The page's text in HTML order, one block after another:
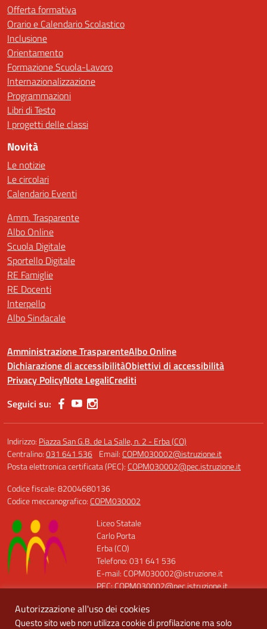
Offerta formativa
Orario e Calendario Scolastico
Inclusione
Orientamento
Formazione Scuola-Lavoro
Internazionalizzazione
Programmazioni
Libri di Testo
I progetti delle classi
Novità
Le notizie
Le circolari
Calendario Eventi
Amm. Trasparente
Albo Online
Scuola Digitale
Sportello Digitale
RE Famiglie
RE Docenti
Interpello
Albo Sindacale
Amministrazione TrasparenteAlbo Online
Dichiarazione di accessibilitàObiettivi di accessibilità
Privacy PolicyNote LegaliCrediti
Seguici su:
Indirizzo: Piazza San G.B. de La Salle, n. 2 - Erba (CO)
Centralino:031 641 536 Email: COPM030002@istruzione.it
Posta elettronica certificata (PEC): COPM030002@pec.istruzione.it
Codice fiscale: 82004680136
Codice meccanografico: COPM030002
Liceo Statale
Carlo Porta
Erba (CO)
Telefono: 031 641 536
E-mail: COPM030002@istruzione.it
PEC: COPM030002@pec.istruzione.it
Codice Fiscale: 82004680136
Codice Univoco: UFQT7X
Autorizzazione all'uso dei cookies
Questo sito web non utilizza cookie di profilazione ma solo